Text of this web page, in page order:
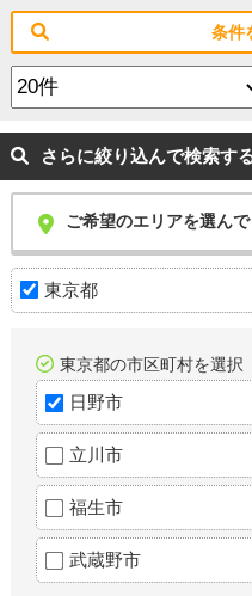
条件
さらに絞り込んで検索す
ご希望のエリアを選ん
東京都
東京都の市区町村を選択
日野市
立川市
福生市
武蔵野市